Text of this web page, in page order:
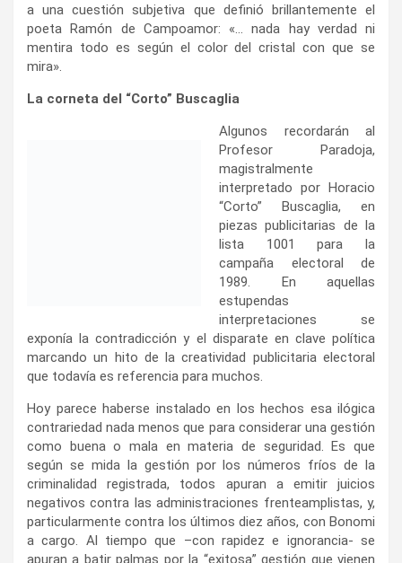
a una cuestión subjetiva que definió brillantemente el
poeta Ramón de Campoamor: «… nada hay verdad ni
mentira todo es según el color del cristal con que se
mira».
La corneta del “Corto” Buscaglia
Algunos recordarán al
Profesor Paradoja,
magistralmente interpretado por Horacio “Corto”
Buscaglia, en piezas publicitarias de la lista 1001 para la
campaña electoral de 1989. En aquellas estupendas
interpretaciones se exponía la contradicción y el disparate
en clave política marcando un hito de la creatividad
publicitaria electoral que todavía es referencia para
Hoy parece haberse instalado en los hechos esa ilógica
contrariedad nada menos que para considerar una gestión
como buena o mala en materia de seguridad. Es que
según se mida la gestión por los números fríos de la
negativos contra las administraciones frenteamplistas, y,
particularmente contra los últimos diez años, con Bonomi
a cargo. Al tiempo que –con rapidez e ignorancia- se
apuran a batir palmas por la “exitosa” gestión que vienen
recogiendo ahora, según sus números.
Pero esa forma de evaluación es demasiado lineal y
simple, al punto que evita hurgar las causas que originan el
comportamiento criminal y considerar los instrumentos